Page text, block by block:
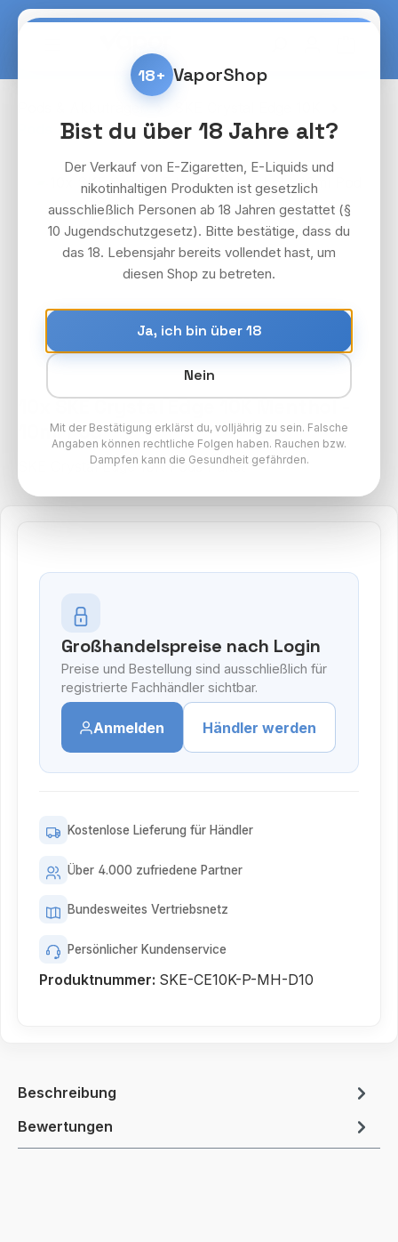
Zum Hauptinhalt springen
Bildergalerie überspringen
10x SKE Crystal Edge 10K Menthol -
10ml Pod
SKE Crystal Edge 10K Pods Paket
Großhandelspreise nach Login
Preise und Bestellung sind ausschließlich für
registrierte Fachhändler sichtbar.
Anmelden Händler werden
Kostenlose Lieferung für Händler
Über 4.000 zufriedene Partner
Bundesweites Vertriebsnetz
Persönlicher Kundenservice
Produktnummer: SKE-CE10K-P-MH-D10
Beschreibung
Bewertungen
18+ VaporShop
Bist du über 18 Jahre alt?
Der Verkauf von E-Zigaretten, E-Liquids und
nikotinhaltigen Produkten ist gesetzlich
ausschließlich Personen ab 18 Jahren gestattet (§
10 Jugendschutzgesetz). Bitte bestätige, dass du
das 18. Lebensjahr bereits vollendet hast, um
diesen Shop zu betreten.
Ja, ich bin über 18
Nein
Mit der Bestätigung erklärst du, volljährig zu sein. Falsche
Angaben können rechtliche Folgen haben. Rauchen bzw.
Dampfen kann die Gesundheit gefährden.